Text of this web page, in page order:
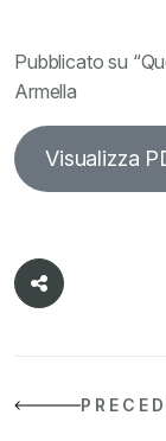
Pubblicato su
Armella
Visualizza